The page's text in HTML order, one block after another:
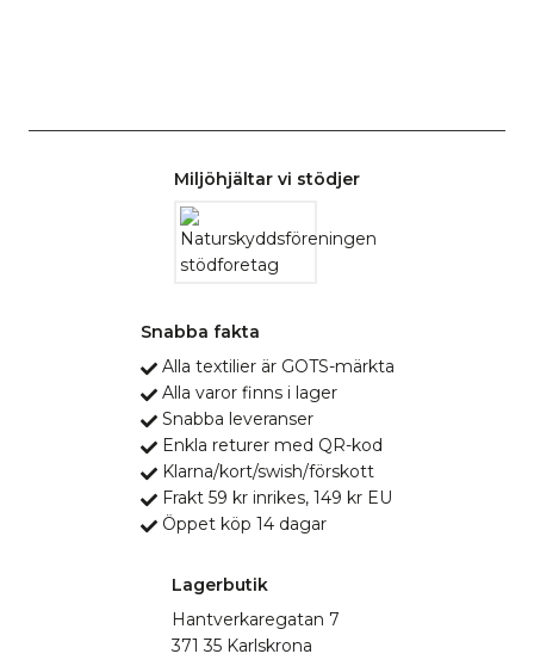
Miljöhjältar vi stödjer
Snabba fakta
Alla textilier är GOTS-märkta
Alla varor finns i lager
Snabba leveranser
Enkla returer med QR-kod
Klarna/kort/swish/förskott
Frakt 59 kr inrikes, 149 kr EU
Öppet köp 14 dagar
Lagerbutik
Hantverkaregatan 7
371 35 Karlskrona